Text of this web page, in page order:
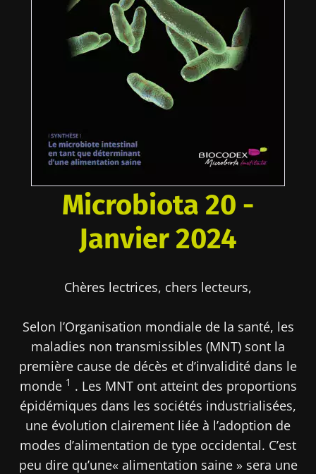
Microbiota 20 -
Janvier 2024
Chères lectrices, chers lecteurs,
Selon l’Organisation mondiale de la santé, les
maladies non transmissibles (MNT) sont la
première cause de décès et d’invalidité dans le
monde 1 . Les MNT ont atteint des proportions
épidémiques dans les sociétés industrialisées,
une évolution clairement liée à l’adoption de
modes d’alimentation de type occidental. C’est
peu dire qu’une« alimentation saine » sera une